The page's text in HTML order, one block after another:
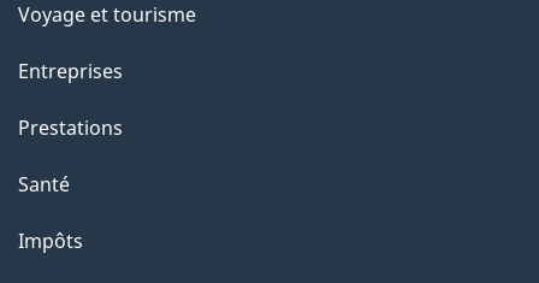
Voyage et tourisme
Entreprises
Prestations
Santé
Impôts